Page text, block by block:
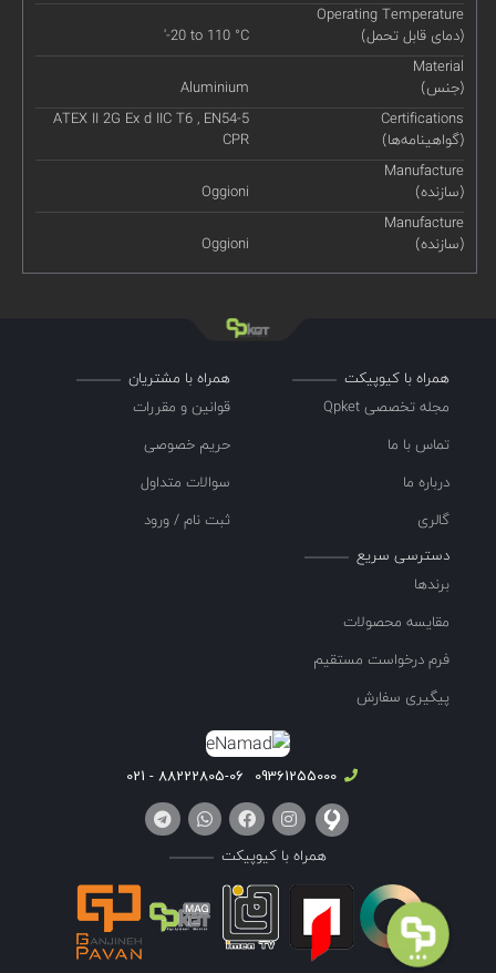
Operating Temperature
(دمای قابل تحمل)
'-20 to 110 °C
Material
(جنس)
Aluminium
Certifications
(گواهینامه‌ها)
ATEX II 2G Ex d IIC T6 , EN54-5
CPR
Manufacture
(سازنده)
Oggioni
Manufacture
(سازنده)
Oggioni
همراه با کیوپیکت
مجله تخصصی Qpket
تماس با ما
درباره ما
گالری
همراه با مشتریان
قوانین و مقررات
حریم خصوصی
سوالات متداول
ثبت نام / ورود
دسترسی سریع
برندها
مقایسه محصولات
فرم درخواست مستقیم
پیگیری سفارش
09361255000
88222805-06 - 021
همراه با کیوپیکت